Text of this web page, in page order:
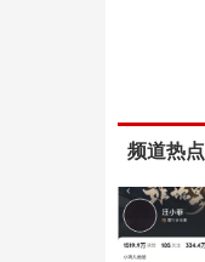
频道热点